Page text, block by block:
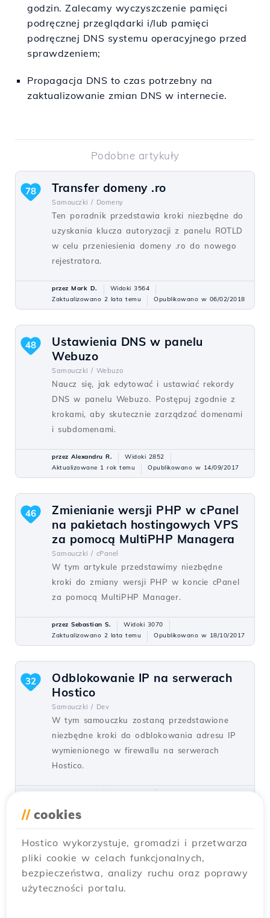
godzin. Zalecamy wyczyszczenie pamięci
podręcznej przeglądarki i/lub pamięci
podręcznej DNS systemu operacyjnego przed
sprawdzeniem;
Propagacja DNS to czas potrzebny na
zaktualizowanie zmian DNS w internecie.
Podobne artykuły
Transfer domeny .ro
Samouczki / Domeny
Ten poradnik przedstawia kroki niezbędne do
uzyskania klucza autoryzacji z panelu ROTLD
w celu przeniesienia domeny .ro do nowego
rejestratora.
78
przez Mark D.
Widoki 3564
Zaktualizowano 2 lata temu
Opublikowano w 06/02/2018
Ustawienia DNS w panelu
Webuzo
Samouczki / Webuzo
Naucz się, jak edytować i ustawiać rekordy
DNS w panelu Webuzo. Postępuj zgodnie z
krokami, aby skutecznie zarządzać domenami
i subdomenami.
48
przez Alexandru R.
Widoki 2852
Aktualizowane 1 rok temu
Opublikowano w 14/09/2017
Zmienianie wersji PHP w cPanel
na pakietach hostingowych VPS
za pomocą MultiPHP Managera
Samouczki / cPanel
W tym artykule przedstawimy niezbędne
kroki do zmiany wersji PHP w koncie cPanel
za pomocą MultiPHP Manager.
46
przez Sebastian S.
Widoki 3070
Zaktualizowano 2 lata temu
Opublikowano w 18/10/2017
Odblokowanie IP na serwerach
Hostico
Samouczki / Dev
W tym samouczku zostaną przedstawione
niezbędne kroki do odblokowania adresu IP
wymienionego w firewallu na serwerach
Hostico.
32
przez Mark D.
Widoki 1548
Tworzenie konta e-mail w cPanel
Samouczki / cPanel
cPanel umożliwia tworzenie nieograniczonej
liczby kont e-mail powiązanych z
31
// cookies
Hostico wykorzystuje, gromadzi i przetwarza
pliki cookie w celach funkcjonalnych,
bezpieczeństwa, analizy ruchu oraz poprawy
użyteczności portalu.